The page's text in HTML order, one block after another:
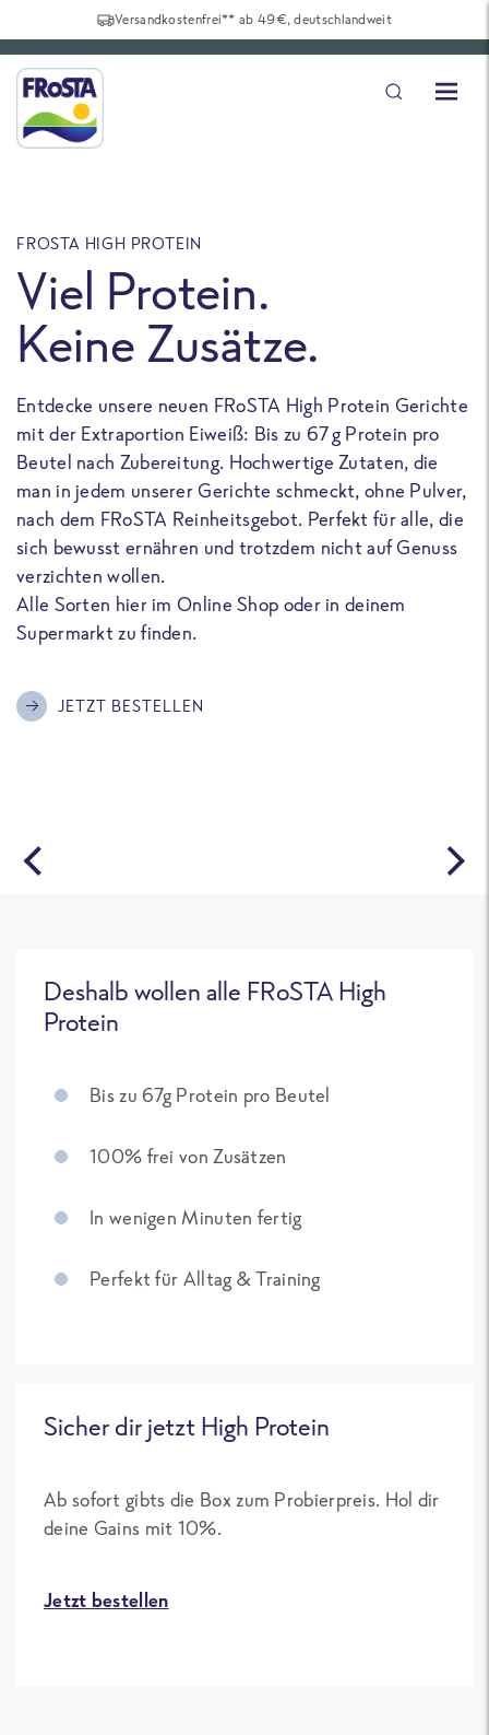
Versandkostenfrei** ab 49€, deutschlandweit
FROSTA HIGH PROTEIN
Viel Protein.
Keine Zusätze.
Entdecke unsere neuen FRoSTA High Protein Gerichte
mit der Extraportion Eiweiß: Bis zu 67 g Protein pro
Beutel nach Zubereitung. Hochwertige Zutaten, die
man in jedem unserer Gerichte schmeckt, ohne Pulver,
nach dem FRoSTA Reinheitsgebot. Perfekt für alle, die
sich bewusst ernähren und trotzdem nicht auf Genuss
verzichten wollen.
Alle Sorten hier im Online Shop oder in deinem
Supermarkt zu finden.
JETZT BESTELLEN
Deshalb wollen alle FRoSTA High
Protein
Bis zu 67g Protein pro Beutel
100% frei von Zusätzen
In wenigen Minuten fertig
Perfekt für Alltag & Training
Sicher dir jetzt High Protein
Ab sofort gibts die Box zum Probierpreis. Hol dir
deine Gains mit 10%.
Jetzt bestellen